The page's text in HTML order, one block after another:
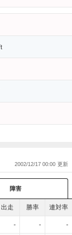
2002/12/17 00:00
障害
出走 勝率 連対率
- - -